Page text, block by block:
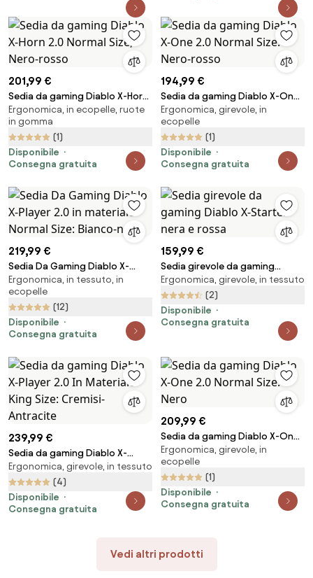
201,99 €
Sedia da gaming Diablo X-Horn
2.0 Normal Size, Nero-rosso
Ergonomica, in ecopelle, ruote
in gomma
(1)
Disponibile
Consegna gratuita
194,99 €
Sedia da gaming Diablo X-One
2.0 Normal Size: Nero-rosso
Ergonomica, girevole, in
ecopelle
(1)
Disponibile
Consegna gratuita
219,99 €
Sedia Da Gaming Diablo X-
Player 2.0 in materiale Normal
Size: Bianco-nero
Ergonomica, in tessuto, in
ecopelle
(12)
Disponibile
Consegna gratuita
159,99 €
Sedia girevole da gaming
Diablo X-Starter nera e rossa
Ergonomica, girevole, in tessuto
(2)
Disponibile
Consegna gratuita
239,99 €
Sedia da gaming Diablo X-
Player 2.0 In Materiale King Size:
Cremisi-Antracite
Ergonomica, girevole, in tessuto
(4)
Disponibile
Consegna gratuita
209,99 €
Sedia da gaming Diablo X-One
2.0 Normal Size: Nero
Ergonomica, girevole, in
ecopelle
(1)
Disponibile
Consegna gratuita
Vedi altri prodotti